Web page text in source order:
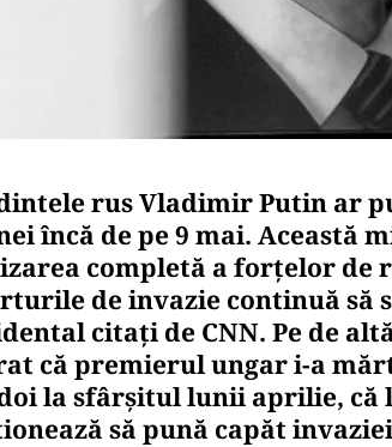
rus Vladimir Putin ar
încă de pe 9 mai. Această
completă a forțelor de
de invazie continuă să
citați de CNN. Pe de
că premierul ungar i-a
la sfârşitul lunii aprilie, că
să pună capăt